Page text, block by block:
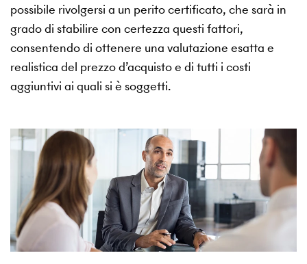
possibile rivolgersi a un perito certificato, che sarà in
grado di stabilire con certezza questi fattori,
consentendo di ottenere una valutazione esatta e
realistica del prezzo d’acquisto e di tutti i costi
aggiuntivi ai quali si è soggetti.